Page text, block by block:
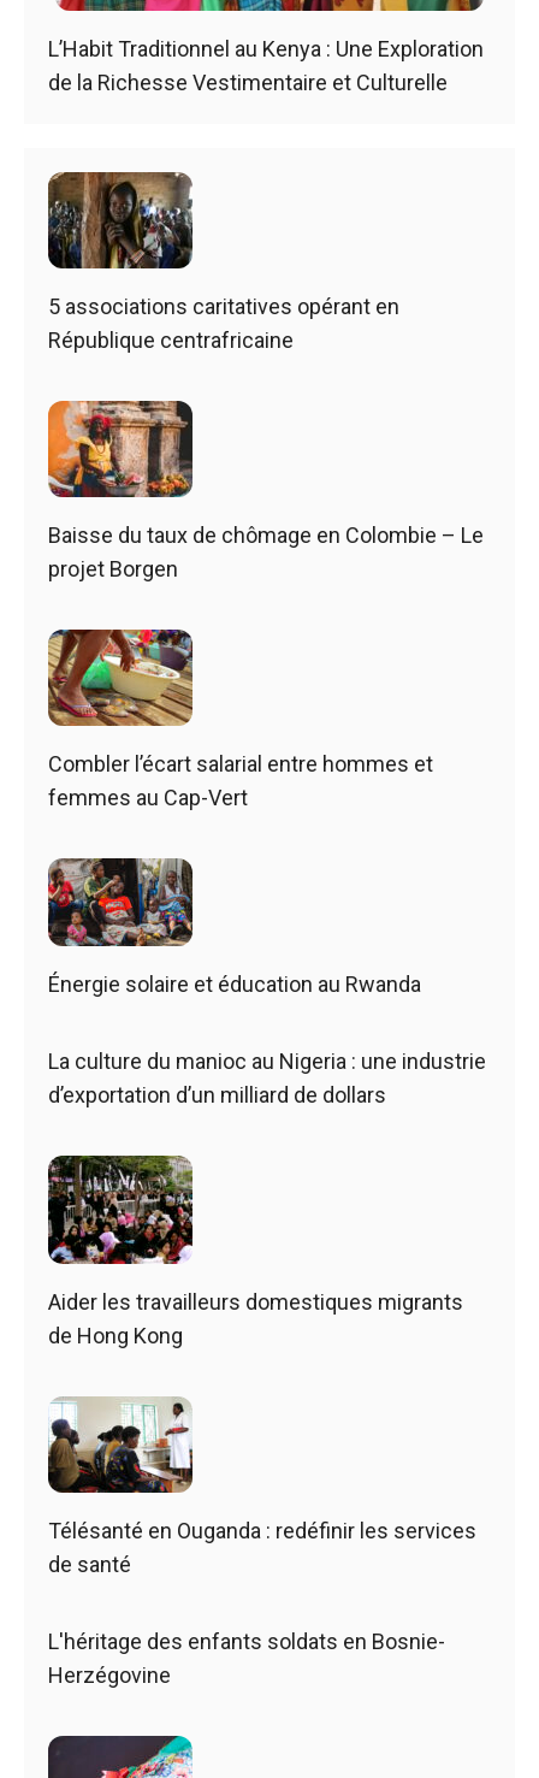
L’Habit Traditionnel au Kenya : Une Exploration
de la Richesse Vestimentaire et Culturelle
5 associations caritatives opérant en
République centrafricaine
Baisse du taux de chômage en Colombie – Le
projet Borgen
Combler l’écart salarial entre hommes et
femmes au Cap-Vert
Énergie solaire et éducation au Rwanda
La culture du manioc au Nigeria : une industrie
d’exportation d’un milliard de dollars
Aider les travailleurs domestiques migrants
de Hong Kong
Télésanté en Ouganda : redéfinir les services
de santé
L'héritage des enfants soldats en Bosnie-
Herzégovine